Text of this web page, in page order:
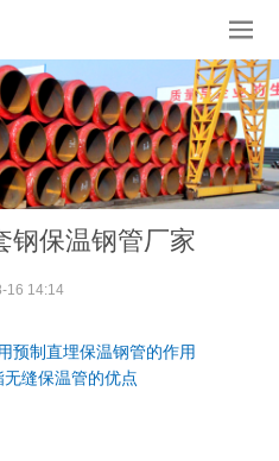
钢保温钢管厂家
16 14:14
预制直埋保温钢管的作用
无缝保温管的优点